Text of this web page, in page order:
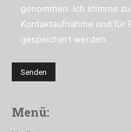
genommen. Ich stimme
Kontaktaufnahme und für
gespeichert werden.
Menü: